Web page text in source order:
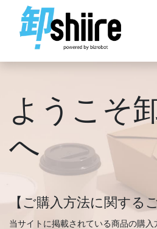
ようこそ
へ
【ご購入方法に関する
当サイトに掲載されている商品の購